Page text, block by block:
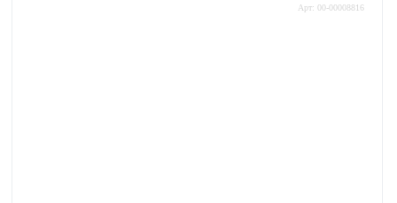
Арт: 00-00008816